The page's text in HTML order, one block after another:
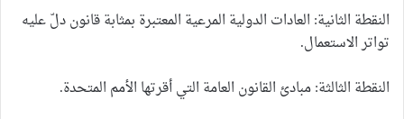
النقطة الثانية: العادات الدولية المرعية المعتبرة بمثابة قانون دلّ عليه
تواتر الاستعمال.
النقطة الثالثة: مبادئ القانون العامة التي أقرتها الأمم المتحدة.